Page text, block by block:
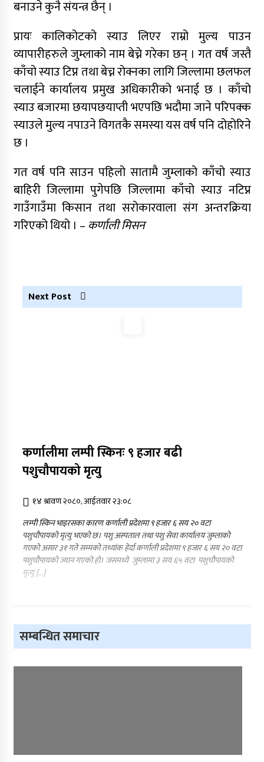
बनाउने कुनै संयन्त्र छैन् ।
प्रायः कालिकोटको स्याउ लिएर राम्रो मुल्य पाउन
व्यापारीहरुले जुम्लाको नाम बेच्ने गरेका छन् । गत वर्ष जस्तै
काँचो स्याउ टिप्न तथा बेच्न रोक्नका लागि जिल्लामा छलफल
चलाईने कार्यालय प्रमुख अधिकारीको भनाई छ । काँचो
स्याउ बजारमा छयापछयाप्ती भएपछि भदौमा जाने परिपक्क
स्याउले मुल्य नपाउने विगतकै समस्या यस वर्ष पनि दोहोरिने
छ ।
गत वर्ष पनि साउन पहिलो सातामै जुम्लाको काँचो स्याउ
बाहिरी जिल्लामा पुगेपछि जिल्लामा काँचो स्याउ नटिप्न
गाउँगाउँमा किसान तथा सरोकारवाला संग अन्तरक्रिया
गरिएको थियो । – कर्णाली मिसन
Next Post
कर्णालीमा लम्पी स्किनः ९ हजार बढी
पशुचौपायको मृत्यु
१४ श्रावण २०८०, आईतवार २३:०८
लम्पी स्किन भाइरसका कारण कर्णाली प्रदेशमा ९ हजार ६ सय २० वटा
पशुचौपायको मृत्यु भएको छ। पशु अस्पताल तथा पशु सेवा कार्यालय जुम्लाको
गएको असार ३१ गते सम्मको तथ्यांक हेर्दा कर्णाली प्रदेशमा ९ हजार ६ सय २० वटा
पशुचौपायको ज्यान गएको हो। जसमध्ये जुम्लामा ३ सय ६५ वटा पशुचौपायको
मृत्यु […]
सम्बन्धित समाचार